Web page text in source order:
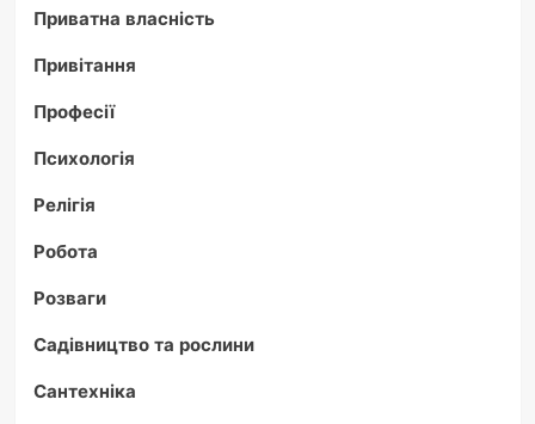
Приватна власність
Привітання
Професії
Психологія
Релігія
Робота
Розваги
Садівництво та рослини
Сантехніка